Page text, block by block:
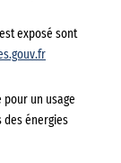
exposé sont
un usage
des énergies